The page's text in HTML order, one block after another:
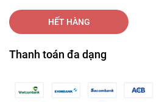
HẾT HÀNG
Thanh toán đa dạng